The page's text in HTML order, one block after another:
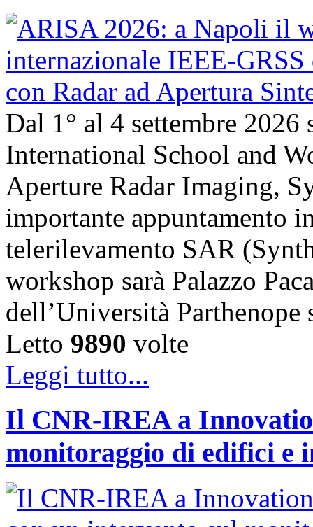
Dal 1° al 4 settembre
International School and
Aperture Radar Imaging,
importante appuntamento
telerilevamento SAR
workshop sarà Palazzo
dell’Università
Letto 9890 volte
Leggi tutto...
Il CNR-IREA a
monitoraggio di edifici e